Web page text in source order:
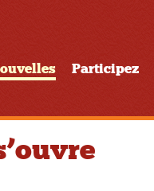
Participez